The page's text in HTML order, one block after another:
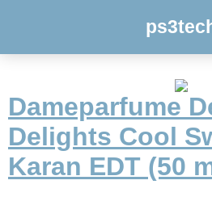
Dameparfume
Delights Cool
Karan EDT (50